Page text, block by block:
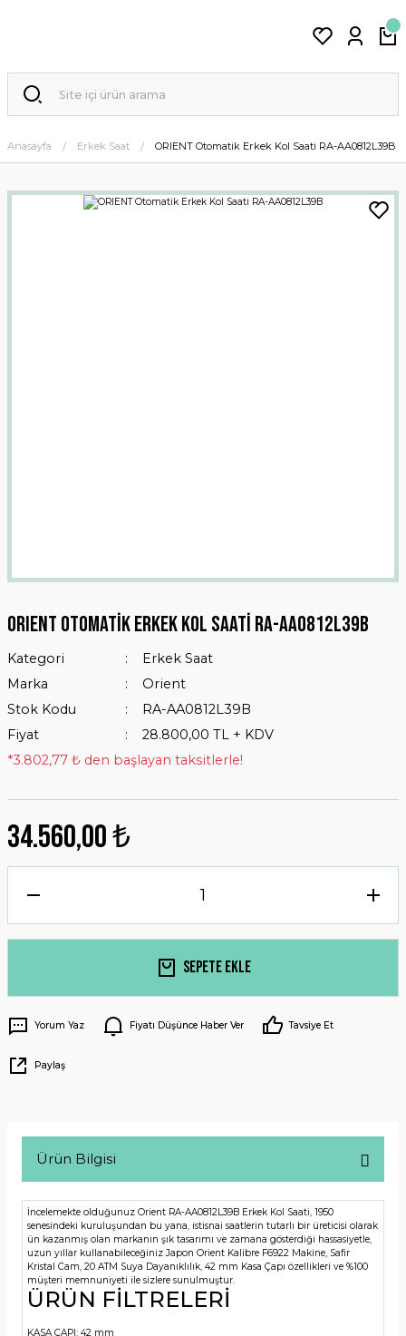
Anasayfa Erkek Saat ORIENT Otomatik Erkek Kol Saati RA-AA0812L39B
ORIENT Otomatik Erkek Kol Saati RA-AA0812L39B
Kategori
Erkek Saat
Marka
Orient
Stok Kodu
RA-AA0812L39B
Fiyat
28.800,00 TL + KDV
*3.802,77 ₺ den başlayan taksitlerle!
34.560,00 ₺
Sepete Ekle
Yorum Yaz Fiyatı Düşünce Haber Ver Tavsiye Et
Paylaş
Ürün Bilgisi
İncelemekte olduğunuz Orient RA-AA0812L39B Erkek Kol Saati, 1950
senesindeki kuruluşundan bu yana, istisnai saatlerin tutarlı bir üreticisi olarak
ün kazanmış olan markanın şık tasarımı ve zamana gösterdiği hassasiyetle,
uzun yıllar kullanabileceğiniz Japon Orient Kalibre F6922 Makine, Safir
Kristal Cam, 20 ATM Suya Dayanıklılık, 42 mm Kasa Çapı özellikleri ve %100
müşteri memnuniyeti ile sizlere sunulmuştur.
ÜRÜN FİLTRELERİ
KASA ÇAPI: 42 mm